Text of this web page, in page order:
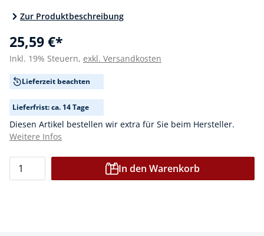
Zur Produktbeschreibung
25,59 €*
Inkl. 19% Steuern, exkl. Versandkosten
Lieferzeit beachten
Lieferfrist: ca. 14 Tage
Diesen Artikel bestellen wir extra für Sie beim Hersteller.
Weitere Infos
In den Warenkorb